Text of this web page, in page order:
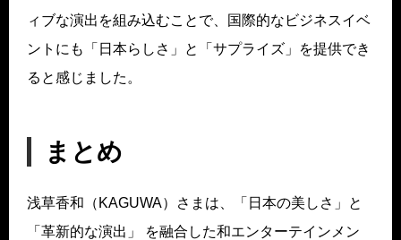
ィブな演出を組み込むことで、国際的なビジネスイベ
ントにも「日本らしさ」と「サプライズ」を提供でき
ると感じました。
まとめ
浅草香和（KAGUWA）さまは、「日本の美しさ」と
「革新的な演出」 を融合した和エンターテインメン